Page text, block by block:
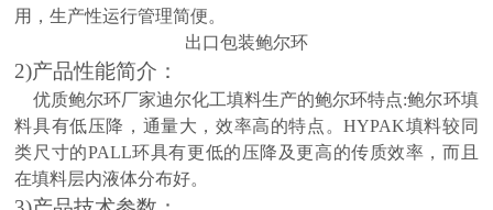
用，生产性运行管理简便。
出口包装鲍尔环
2)产品性能简介：
优质鲍尔环厂家迪尔化工填料生产的鲍尔环特点:鲍尔环填
料具有低压降，通量大，效率高的特点。HYPAK填料较同
类尺寸的PALL环具有更低的压降及更高的传质效率，而且
在填料层内液体分布好。